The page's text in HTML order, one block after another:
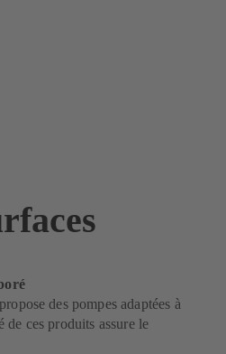
des pompes adaptées à
de ces produits assure le